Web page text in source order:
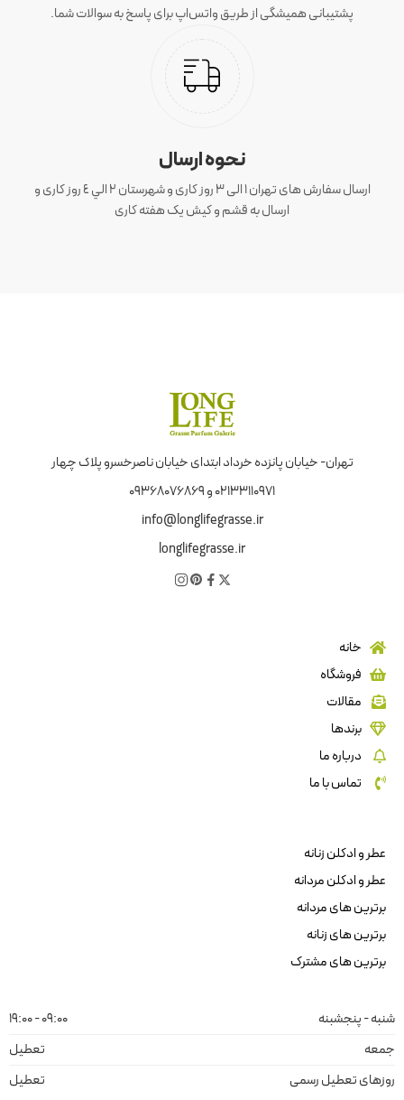
پشتیبانی همیشگی از طریق واتس‌اپ برای پاسخ به سوالات شما.
نحوه ارسال
ارسال سفارش های تهران 1 الی 3 روز کاری و شهرستان ٢ الي ٤ روز کاری و
ارسال به قشم و کیش یک هفته کاری
تهران- خیابان پانزده خرداد ابتدای خیابان ناصرخسرو پلاک چهار
02133110971 و 09368076869
info@longlifegrasse.ir
longlifegrasse.ir
خانه
فروشگاه
مقالات
برندها
درباره ما
تماس با ما
عطر و ادکلن زنانه
عطر و ادکلن مردانه
برترین های مردانه
برترین های زنانه
برترین های مشترک
شنبه - پنجشبنه
09:00 - 19:00
جمعه
تعطیل
روزهای تعطیل رسمی
تعطیل